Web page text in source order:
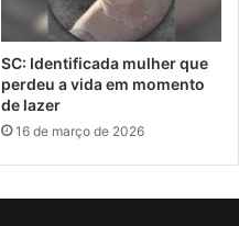
SC: Identificada mulher que
perdeu a vida em momento
de lazer
16 de março de 2026